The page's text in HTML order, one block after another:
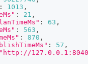
: 1013 ,
: 21 ,
: 63 ,
: 563 ,
: 870 ,
: 57 ,
"http://127.0.0.1:8040/